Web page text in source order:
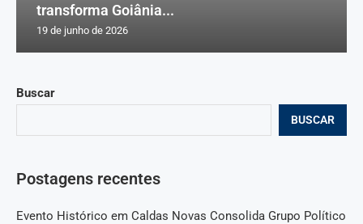
Buscar
BUSCAR
Postagens recentes
Evento Histórico em Caldas Novas Consolida Grupo Político
transforma Goiânia...
19 de junho de 2026